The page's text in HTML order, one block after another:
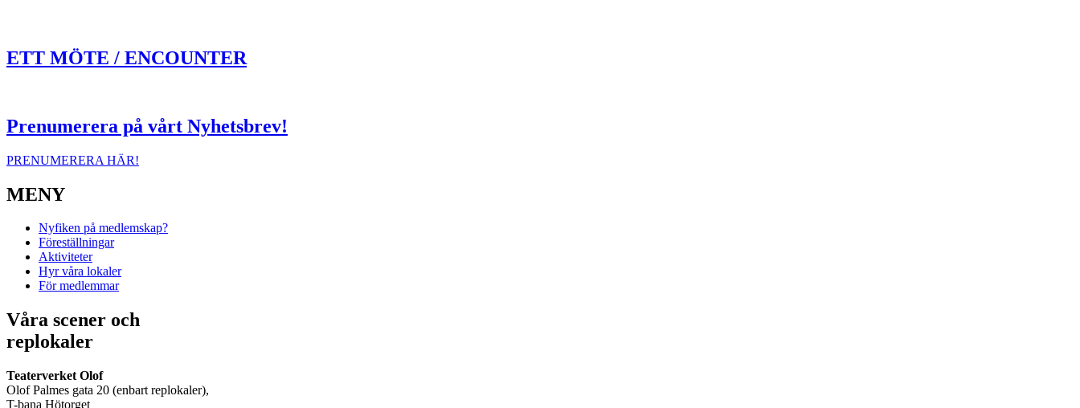
ETT MÖTE / ENCOUNTER
Prenumerera på vårt Nyhetsbrev!
PRENUMERERA HÄR!
MENY
Nyfiken på medlemskap?
Föreställningar
Aktiviteter
Hyr våra lokaler
För medlemmar
Våra scener och
replokaler
Teaterverket Olof
Olof Palmes gata 20 (enbart replokaler),
T-bana Hötorget